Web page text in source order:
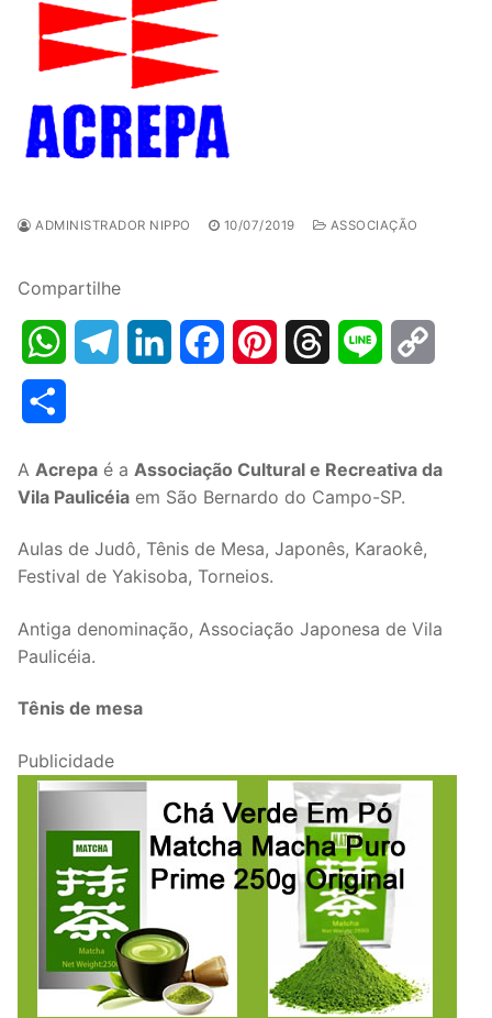
ADMINISTRADOR NIPPO 10/07/2019 ASSOCIAÇÃO
Compartilhe
WhatsAppTelegramLinkedInFacebookPinterestThreads Line
A Acrepa é a Associação Cultural e Recreativa da
Vila Paulicéia em São Bernardo do Campo-SP.
Aulas de Judô, Tênis de Mesa, Japonês, Karaokê,
Festival de Yakisoba, Torneios.
Antiga denominação, Associação Japonesa de Vila
Paulicéia.
Tênis de mesa
Publicidade